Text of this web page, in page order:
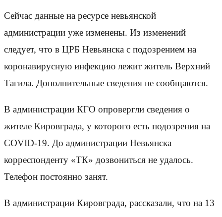
Сейчас данные на ресурсе невьянской
администрации уже изменены. Из изменений
следует, что в ЦРБ Невьянска с подозрением на
коронавирусную инфекцию лежит житель Верхний
Тагила. Дополнительные сведения не сообщаются.
В администрации КГО опровергли сведения о
жителе Кировграда, у которого есть подозрения на
COVID-19. До администрации Невьянска
корреспонденту «ТК» дозвониться не удалось.
Телефон постоянно занят.
В администрации Кировграда, рассказали, что на 13